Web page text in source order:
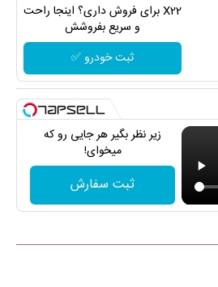
X22 برای فروش داری؟ اینجا راحت
و سریع بفروشش
ثبت خودرو ✅
زیر نظر بگیر هر جایی رو که
میخوای!
ثبت سفارش